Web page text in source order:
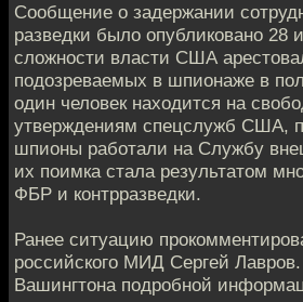
Сообщение о задержании
разведки было опубликовано
сложности власти США
подозреваемых в шпионаже в
один человек находится на
утверждениям спецслужб США,
шпионы работали на Службу
их поимка стала результатом
ФБР и контрразведки.
Ранее ситуацию
российского МИД Сергей
Вашингтона подробной